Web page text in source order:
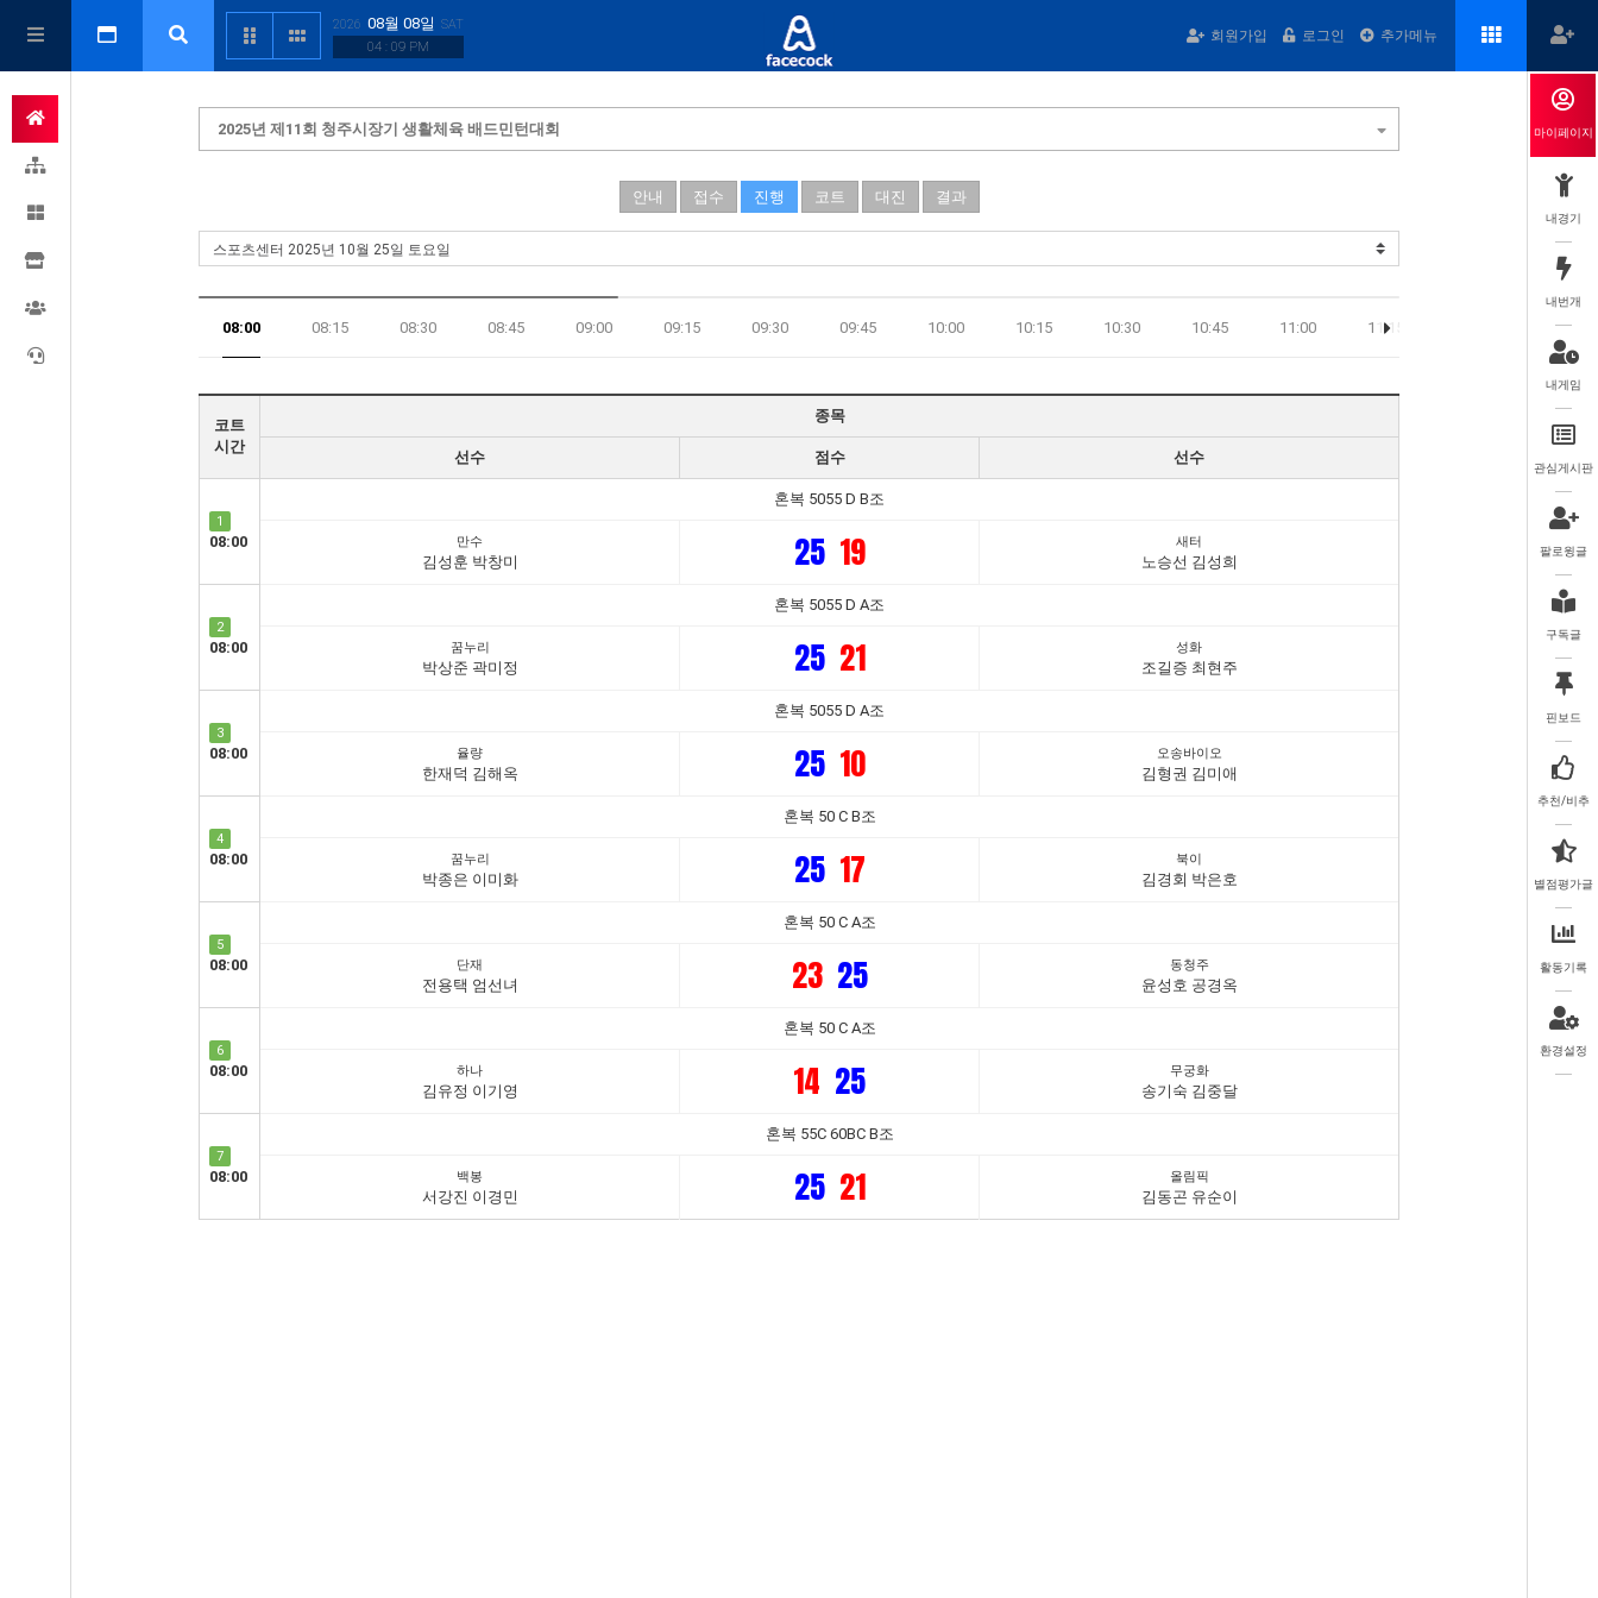
2026 08월 08일 SAT
04 : 09 PM
회원가입 로그인 추가메뉴
2025년 제11회 청주시장기 생활체육 배드민턴대회
안내 접수 진행 코트 대진 결과
08:00 08:15 08:30 08:45 09:00 09:15 09:30 09:45 10:00 10:15 10:30 10:45 11:00 11:15 11:45
코트
시간
종목
선수 점수 선수
1
08:00
혼복 5055 D B조
만수
김성훈 박창미 25 19 새터
노승선 김성희
2
08:00
혼복 5055 D A조
꿈누리
박상준 곽미정 25 21 성화
조길증 최현주
3
08:00
혼복 5055 D A조
율량
한재덕 김해옥 25 10 오송바이오
김형권 김미애
4
08:00
혼복 50 C B조
꿈누리
박종은 이미화 25 17 북이
김경회 박은호
5
08:00
혼복 50 C A조
단재
전용택 엄선녀 23 25 동청주
윤성호 공경옥
6
08:00
혼복 50 C A조
하나
김유정 이기영 14 25 무궁화
송기숙 김중달
7
08:00
혼복 55C 60BC B조
백봉
서강진 이경민 25 21 올림픽
김동곤 유순이
마이페이지
내경기
내번개
내게임
관심게시판
팔로윙글
구독글
핀보드
추천/비추
별점평가글
활동기록
환경설정